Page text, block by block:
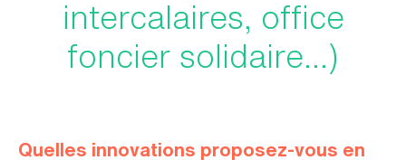
intercalaires, office
foncier solidaire…)
Quelles innovations proposez-vous en